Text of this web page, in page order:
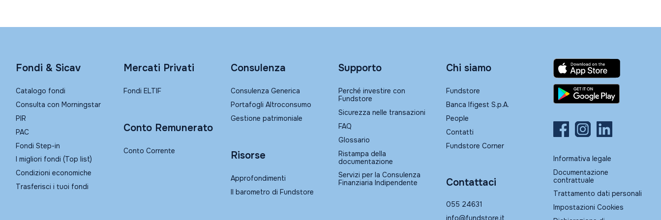
Fondi & Sicav
Catalogo fondi
Consulta con Morningstar
PIR
PAC
Fondi Step-in
I migliori fondi (Top list)
Condizioni economiche
Trasferisci i tuoi fondi
Mercati Privati
Fondi ELTIF
Conto Remunerato
Conto Corrente
Consulenza
Consulenza Generica
Portafogli Altroconsumo
Gestione patrimoniale
Risorse
Approfondimenti
Il barometro di Fundstore
Supporto
Perché investire con
Fundstore
Sicurezza nelle transazioni
FAQ
Glossario
Ristampa della
documentazione
Servizi per la Consulenza
Finanziaria Indipendente
Chi siamo
Fundstore
Banca Ifigest S.p.A.
People
Contatti
Fundstore Corner
Contattaci
055 24631
info@fundstore.it
Informativa legale
Documentazione
contrattuale
Trattamento dati personali
Impostazioni Cookies